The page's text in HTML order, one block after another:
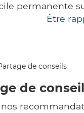
permanente
Être
de
nos